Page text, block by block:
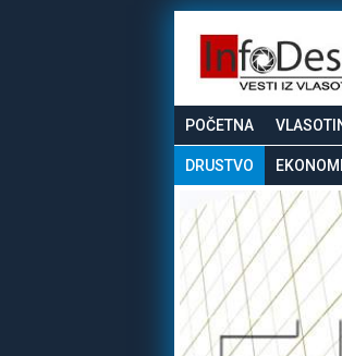
POČETNA
DRUSTVO